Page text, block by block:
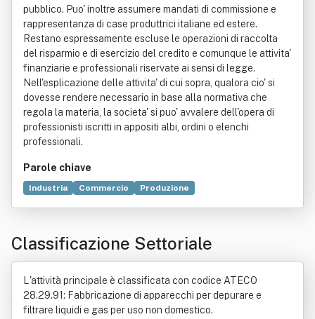
pubblico. Puo' inoltre assumere mandati di commissione e
rappresentanza di case produttrici italiane ed estere.
Restano espressamente escluse le operazioni di raccolta
del risparmio e di esercizio del credito e comunque le attivita'
finanziarie e professionali riservate ai sensi di legge.
Nell'esplicazione delle attivita' di cui sopra, qualora cio' si
dovesse rendere necessario in base alla normativa che
regola la materia, la societa' si puo' avvalere dell'opera di
professionisti iscritti in appositi albi, ordini o elenchi
professionali.
Parole chiave
Industria Commercio
Produzione
Classificazione Settoriale
L'attività principale è classificata con codice ATECO
28.29.91: Fabbricazione di apparecchi per depurare e
filtrare liquidi e gas per uso non domestico.